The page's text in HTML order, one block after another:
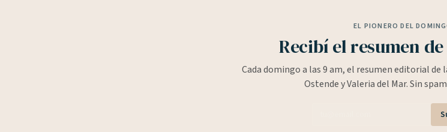
EL PIONERO DEL
Recibí el resumen
Cada domingo a las 9 am, el resumen editorial de
Ostende y Valeria del Mar. Sin